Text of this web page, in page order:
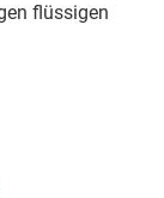
flüssigen